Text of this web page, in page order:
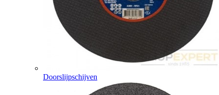
Doorslijpschijven